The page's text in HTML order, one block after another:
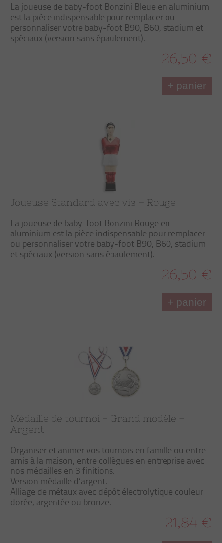
La joueuse de baby-foot Bonzini Bleue en aluminium
est la pièce indispensable pour remplacer ou
personnaliser votre baby-foot B90, B60, stadium et
spéciaux (version sans épaulement).
26,50 €
+ panier
Joueuse Standard avec vis – Rouge
La joueuse de baby-foot Bonzini Rouge en
aluminium est la pièce indispensable pour remplacer
ou personnaliser votre baby-foot B90, B60, stadium
et spéciaux (version sans épaulement).
26,50 €
+ panier
Médaille de tournoi - Grand modèle –
Argent
Organiser et animer vos tournois en famille ou entre
amis à la maison, entre collègues en entreprise avec
nos médailles en 3 finitions.
Version médaille d’argent.
Alliage de métaux avec dépôt électrolytique couleur
dorée, argentée ou bronze.
21,84 €